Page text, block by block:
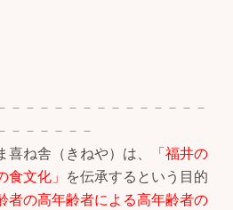
－－－－－－－－－－－－－－
－－－－－－
ね舎（きねや）は、
「福井の
文化」 を伝承するという目的
者の高年齢者による高年齢者の